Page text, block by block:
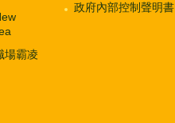
場霸凌
政府內部控制聲明書